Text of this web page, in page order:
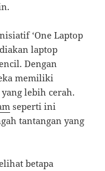
‘One Laptop
laptop
Dengan
memiliki
lebih cerah.
seperti ini
tantangan yang
betapa